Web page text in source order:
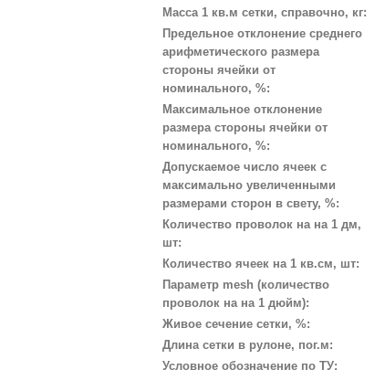
Масса 1 кв.м сетки, справочно, кг:
Предельное отклонение среднего
арифметического размера
стороны ячейки от
номинального, %:
Максимальное отклонение
размера стороны ячейки от
номинального, %:
Допускаемое число ячеек с
максимально увеличенными
размерами сторон в свету, %:
Количество проволок на на 1 дм,
шт:
Количество ячеек на 1 кв.см, шт:
Параметр mesh (количество
проволок на на 1 дюйм):
Живое сечение сетки, %:
Длина сетки в рулоне, пог.м:
Условное обозначение по ТУ: